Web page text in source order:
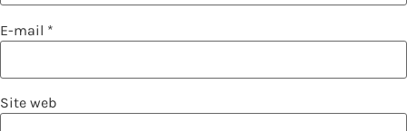
E-mail *
Site web